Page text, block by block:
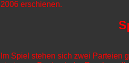
2006 erschienen.
Im Spiel stehen sich zwei Parteien